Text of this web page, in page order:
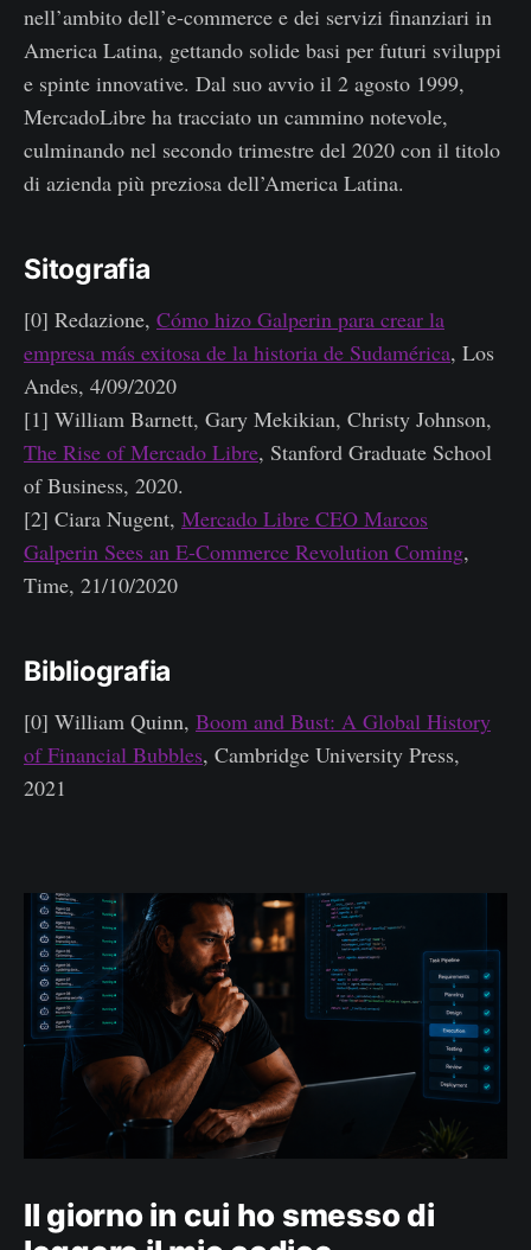
nell’ambito dell’e-commerce e dei servizi finanziari in
America Latina, gettando solide basi per futuri sviluppi
e spinte innovative. Dal suo avvio il 2 agosto 1999,
MercadoLibre ha tracciato un cammino notevole,
culminando nel secondo trimestre del 2020 con il titolo
di azienda più preziosa dell’America Latina.
Sitografia
[0] Redazione, Cómo hizo Galperin para crear la
empresa más exitosa de la historia de Sudamérica, Los
Andes, 4/09/2020
[1] William Barnett, Gary Mekikian, Christy Johnson,
The Rise of Mercado Libre, Stanford Graduate School
of Business, 2020.
[2] Ciara Nugent, Mercado Libre CEO Marcos
Galperin Sees an E-Commerce Revolution Coming,
Time, 21/10/2020
Bibliografia
[0] William Quinn, Boom and Bust: A Global History
of Financial Bubbles, Cambridge University Press,
2021
Il giorno in cui ho smesso di